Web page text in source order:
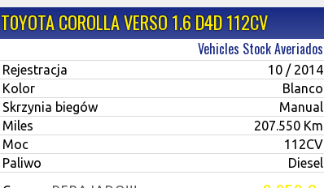
T0YOTA COROLLA VERSO 1.6 D4D 112CV
Vehicles Stock Averiados
Rejestracja
10 / 2014
Kolor
Blanco
Skrzynia biegów
Manual
Miles
207.550 Km
Moc
112CV
Paliwo
Diesel